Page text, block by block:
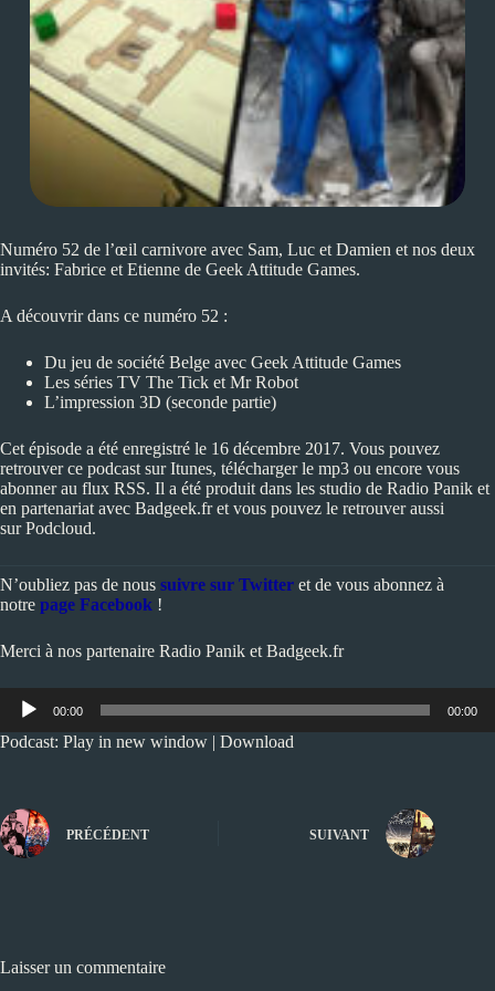
Numéro 52 de l’œil carnivore avec Sam, Luc et Damien et nos deux
invités: Fabrice et Etienne de Geek Attitude Games.
A découvrir dans ce numéro 52 :
Du jeu de société Belge avec Geek Attitude Games
Les séries TV The Tick et Mr Robot
L’impression 3D (seconde partie)
Cet épisode a été enregistré le 16 décembre 2017. Vous pouvez
retrouver ce podcast surItunes, télécharger le mp3 ou encore vous
abonner au flux RSS. Il a été produit dans les studio de Radio Panik et
en partenariat avec Badgeek.fret vous pouvez le retrouver aussi
surPodcloud.
N’oubliez pas de nous suivre sur Twitter et de vous abonnez à
notre page Facebook !
Merci à nos partenaire Radio Panik et Badgeek.fr
Lecteur
audio
00:00 00:00
Podcast: Play in new window | Download
PRÉCÉDENT SUIVANT
Laisser un commentaire